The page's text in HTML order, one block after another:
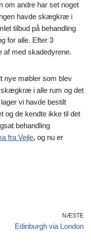
om andre har set noget
havde skægkræ i
tilbud på behandling
for alle. Efter 3
af med skadedyrene.
nye møbler som blev
skægkræ i alle rum og det
vi havde bestilt
og de kendte ikke til det
behandling
fra Vejle, og nu er
NÆSTE
Edinburgh via London